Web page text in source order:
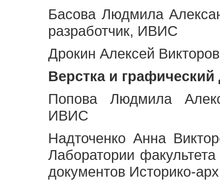
Басова Людмила
разработчик, ИВИС
Дрокин Алексей
Верстка и графический
Попова Людмила
ИВИС
Надточенко Анна
Лаборатории
документов Историко-